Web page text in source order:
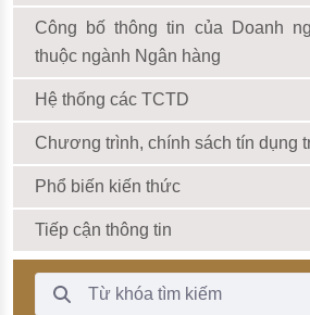
Công bố thông tin của Doanh
thuộc ngành Ngân hàng
Hệ thống các TCTD
Chương trình, chính sách tín dụng
Phổ biến kiến thức
Tiếp cận thông tin
Thanh Tìm kiếm